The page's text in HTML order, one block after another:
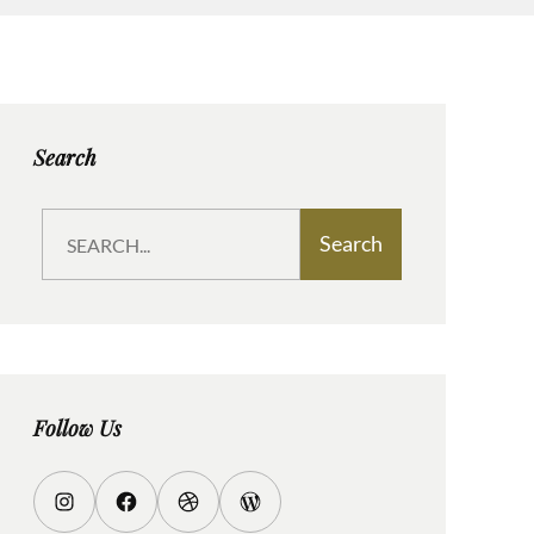
Search
a
Search
Follow Us
I
F
D
W